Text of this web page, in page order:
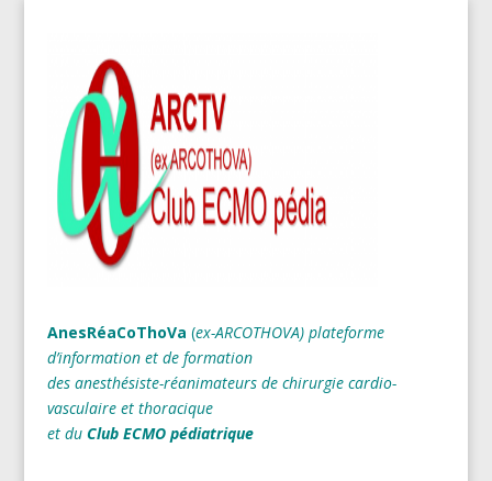
AnesRéaCoThoVa (ex-ARCOTHOVA) plateforme
d’information et de formation
des anesthésiste-réanimateurs de chirurgie cardio-
vasculaire et thoracique
et du Club ECMO pédiatrique